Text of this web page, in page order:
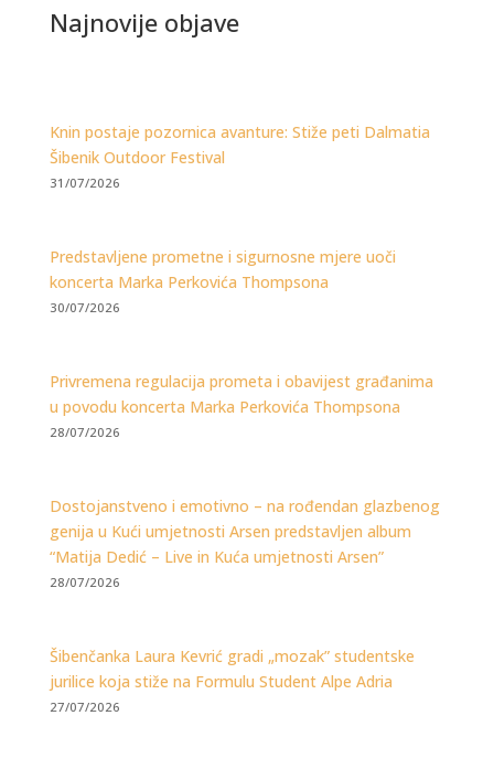
Najnovije objave
Knin postaje pozornica avanture: Stiže peti Dalmatia
Šibenik Outdoor Festival
31/07/2026
Predstavljene prometne i sigurnosne mjere uoči
koncerta Marka Perkovića Thompsona
30/07/2026
Privremena regulacija prometa i obavijest građanima
u povodu koncerta Marka Perkovića Thompsona
28/07/2026
Dostojanstveno i emotivno – na rođendan glazbenog
genija u Kući umjetnosti Arsen predstavljen album
“Matija Dedić – Live in Kuća umjetnosti Arsen”
28/07/2026
Šibenčanka Laura Kevrić gradi „mozak” studentske
jurilice koja stiže na Formulu Student Alpe Adria
27/07/2026